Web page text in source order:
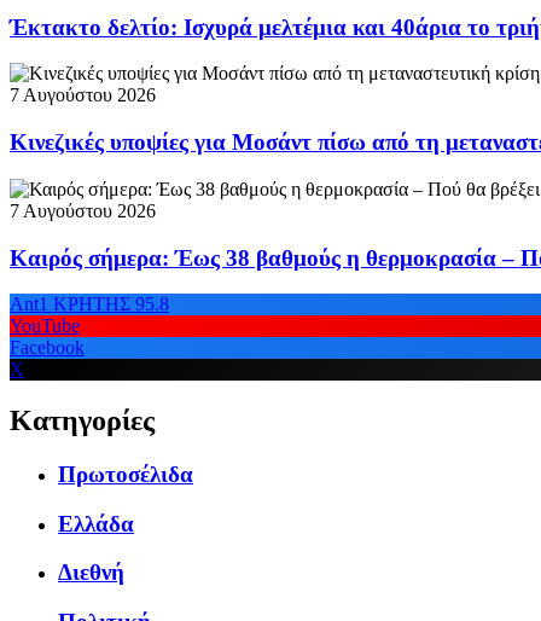
Έκτακτο δελτίο: Ισχυρά μελτέμια και 40άρια το
7 Αυγούστου 2026
Κινεζικές υποψίες για Μοσάντ πίσω από τη
7 Αυγούστου 2026
Καιρός σήμερα: Έως 38 βαθμούς η θερμοκρασία –
Ant1 ΚΡΗΤΗΣ 95.8
YouTube
Facebook
X
Κατηγορίες
Πρωτοσέλιδα
Ελλάδα
Διεθνή